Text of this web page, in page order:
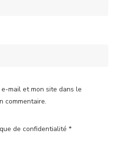
mail et mon site dans le
commentaire.
de confidentialité *